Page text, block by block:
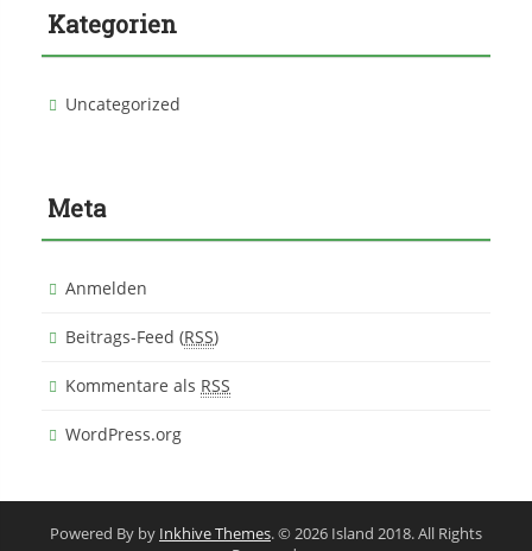
Kategorien
Uncategorized
Meta
Anmelden
Beitrags-Feed (RSS)
Kommentare als RSS
WordPress.org
Powered By by Inkhive Themes. © 2026 Island 2018. All Rights